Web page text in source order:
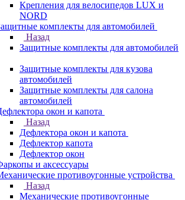
Крепления для велосипедов LUX и
NORD
комплекты для автомобилей
Назад
Защитные комплекты для автомобилей
Защитные комплекты для кузова
автомобилей
Защитные комплекты для салона
автомобилей
окон и капота
Назад
Дефлектора окон и капота
Дефлектор капота
Дефлектор окон
и аксессуары
противоугонные устройства
Назад
Механические противоугонные